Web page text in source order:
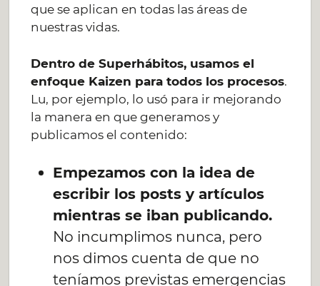
que se aplican en todas las áreas de
nuestras vidas.
Dentro de Superhábitos, usamos el
enfoque Kaizen para todos los procesos.
Lu, por ejemplo, lo usó para ir mejorando
la manera en que generamos y
publicamos el contenido:
Empezamos con la idea de
escribir los posts y artículos
mientras se iban publicando.
No incumplimos nunca, pero
nos dimos cuenta de que no
teníamos previstas emergencias